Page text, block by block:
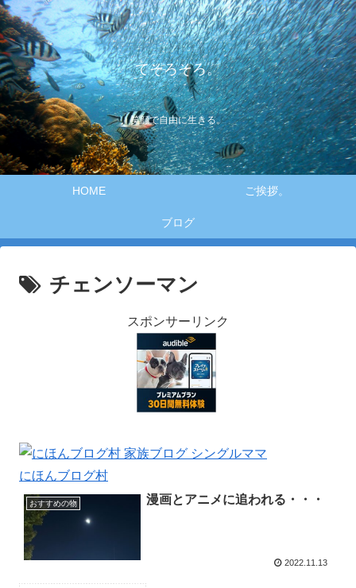
てそろそろ。
笑顔で自由に生きる。
HOME ご挨拶。
ブログ
チェンソーマン
スポンサーリンク
にほんブログ村
おすすめの物 漫画とアニメに追われる・・・
2022.11.13